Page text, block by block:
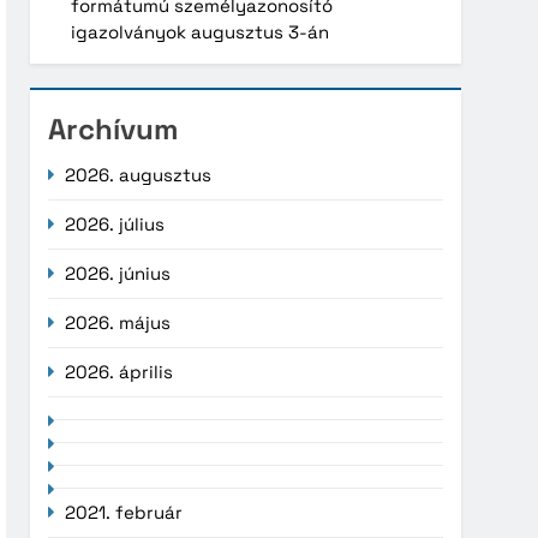
formátumú személyazonosító
igazolványok augusztus 3-án
Archívum
2026. augusztus
2026. július
2026. június
2026. május
2026. április
2021. február